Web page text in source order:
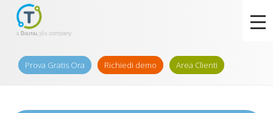
Prova Gratis Ora Richiedi demo Area Clienti